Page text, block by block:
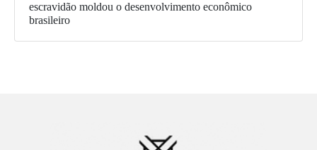
escravidão moldou o desenvolvimento econômico
brasileiro